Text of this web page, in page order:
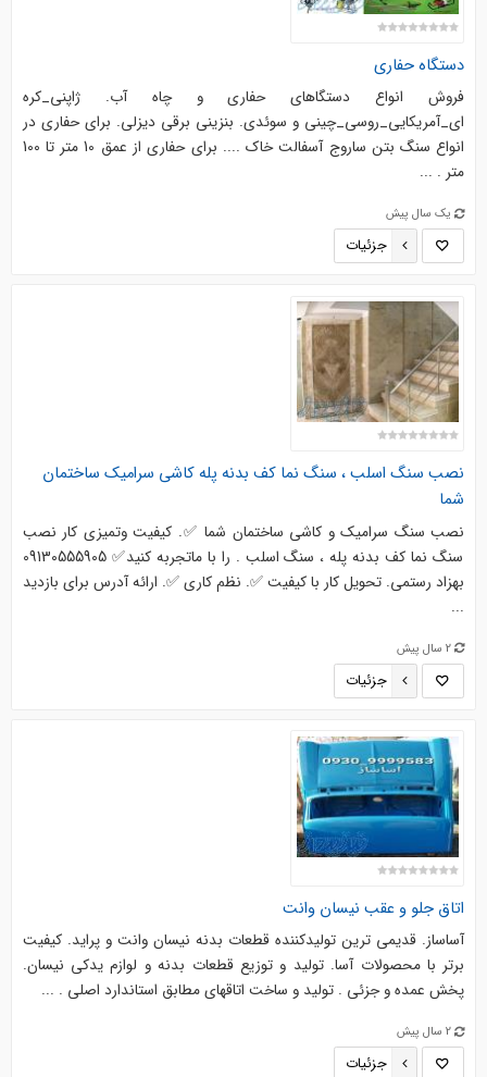
دستگاه حفاری
فروش انواع دستگاهای حفاری و چاه آب. ژاپنی_کره
ای_آمریکایی_روسی_چینی و سوئدی. بنزینی برقی دیزلی. برای حفاری در
انواع سنگ بتن ساروج آسفالت خاک .... برای حفاری از عمق 10 متر تا 100
متر . ...
یک سال پیش
جزئیات
نصب سنگ اسلب ، سنگ نما کف بدنه پله کاشی سرامیک ساختمان
شما
نصب سنگ سرامیک و کاشی ساختمان شما ✅️. کیفیت وتمیزی کار نصب
سنگ نما کف بدنه پله ، سنگ اسلب . را با ماتجربه کنید✅️ 09130555905
بهزاد رستمی. تحویل کار با کیفیت ✅️. نظم کاری ✅️. ارائه آدرس برای بازدید
...
2 سال پیش
جزئیات
اتاق جلو و عقب نیسان وانت
آساساز. قدیمی ترین تولیدکننده قطعات بدنه نیسان وانت و پراید. کیفیت
برتر با محصولات آسا. تولید و توزیع قطعات بدنه و لوازم یدکی نیسان.
پخش عمده و جزئی . تولید و ساخت اتاقهای مطابق استاندارد اصلی . ...
2 سال پیش
جزئیات